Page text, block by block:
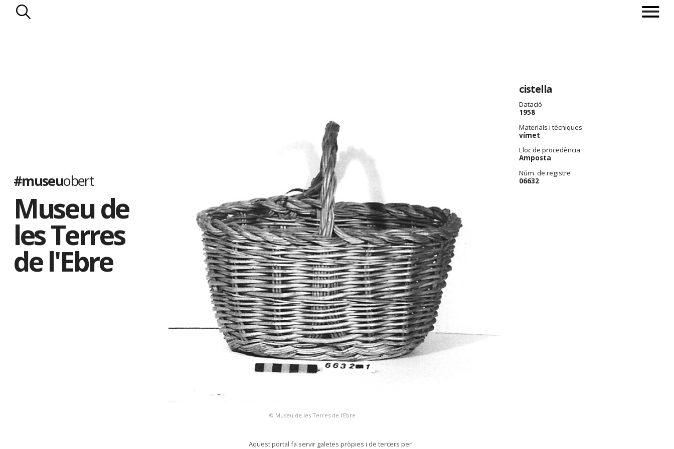
#museuobert
Museu de
les Terres
de l'Ebre
© Museu de les Terres de l'Ebre
cistella
Datació
1958
Materials i tècniques
vímet
Lloc de procedència
Amposta
Núm. de registre
06632
Aquest portal fa servir galetes pròpies i de tercers per